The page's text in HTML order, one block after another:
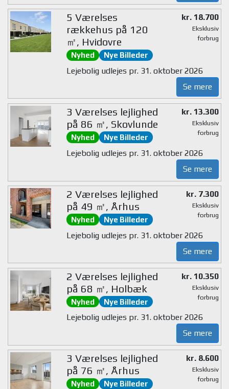
5 Værelses
rækkehus på 120
㎡, Hvidovre
Nyhed Nye Billeder
kr. 18.700
Eksklusiv
forbrug
Lejebolig udlejes pr. 31. oktober 2026
Se mere
3 Værelses lejlighed
på 86 ㎡, Skovlunde
Nyhed Nye Billeder
kr. 13.300
Eksklusiv
forbrug
Lejebolig udlejes pr. 31. oktober 2026
Se mere
2 Værelses lejlighed
på 49 ㎡, Århus
Nyhed Nye Billeder
kr. 7.300
Eksklusiv
forbrug
Lejebolig udlejes pr. 31. oktober 2026
Se mere
2 Værelses lejlighed
på 68 ㎡, Holbæk
Nyhed Nye Billeder
kr. 10.350
Eksklusiv
forbrug
Lejebolig udlejes pr. 31. oktober 2026
Se mere
3 Værelses lejlighed
på 76 ㎡, Århus
Nyhed Nye Billeder
kr. 8.600
Eksklusiv
forbrug